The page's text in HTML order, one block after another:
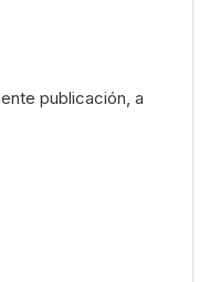
publicación, a